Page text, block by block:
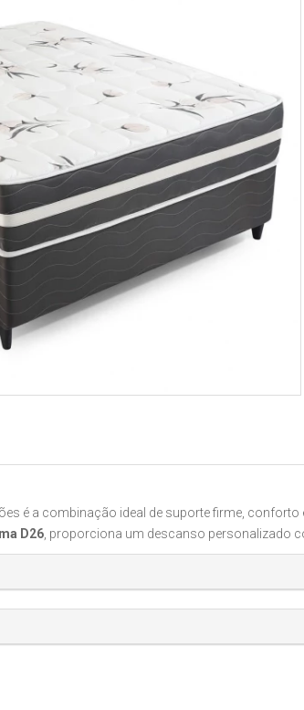
é a combinação ideal de suporte firme,
D26 , proporciona um descanso personalizado